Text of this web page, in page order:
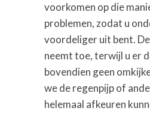
voorkomen op die
problemen, zodat u
voordeliger uit bent.
neemt toe, terwijl u er
bovendien geen
we de regenpijp of
helemaal afkeuren